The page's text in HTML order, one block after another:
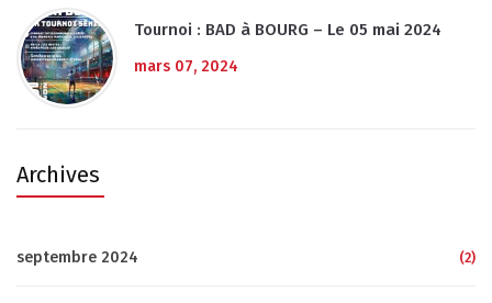
Tournoi : BAD à BOURG – Le 05 mai 2024
mars 07, 2024
Archives
septembre 2024 (2)